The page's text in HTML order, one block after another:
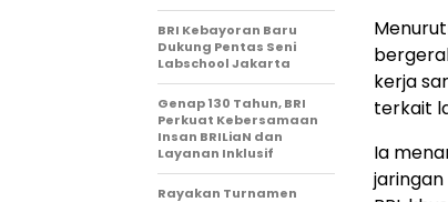
kerja
terkait
Ia
BRI Kebayoran Baru
Dukung Pentas Seni
Labschool Jakarta
Genap 130 Tahun, BRI
Perkuat Kebersamaan
Insan BRILiaN dan
Layanan Inklusif
Rayakan Turnamen